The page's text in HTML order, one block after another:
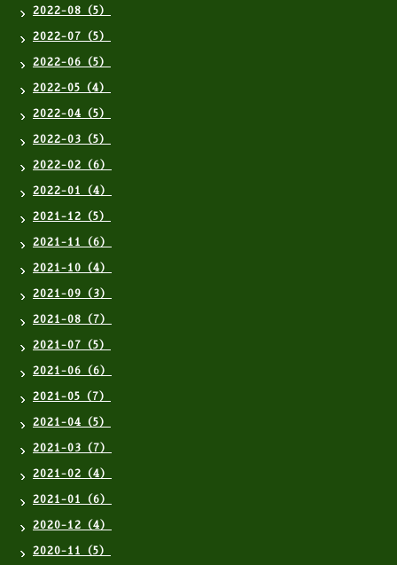
2022-08（5）
2022-07（5）
2022-06（5）
2022-05（4）
2022-04（5）
2022-03（5）
2022-02（6）
2022-01（4）
2021-12（5）
2021-11（6）
2021-10（4）
2021-09（3）
2021-08（7）
2021-07（5）
2021-06（6）
2021-05（7）
2021-04（5）
2021-03（7）
2021-02（4）
2021-01（6）
2020-12（4）
2020-11（5）